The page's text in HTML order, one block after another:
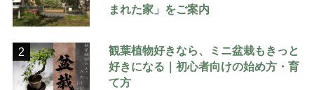
まれた家」をご案内
2
観葉植物好きなら、ミニ盆栽もきっと
好きになる｜初心者向けの始め方・育
て方